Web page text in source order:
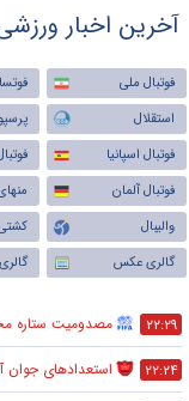
آخرین اخبار
فوتبال ملی
استقلال
فوتبال اسپانیا
فوتبال آلمان
والیبال
گالری عکس
۲۲:۲۹ مصدومیت ستاره
۲۲:۲۴ استعدادهای جوان